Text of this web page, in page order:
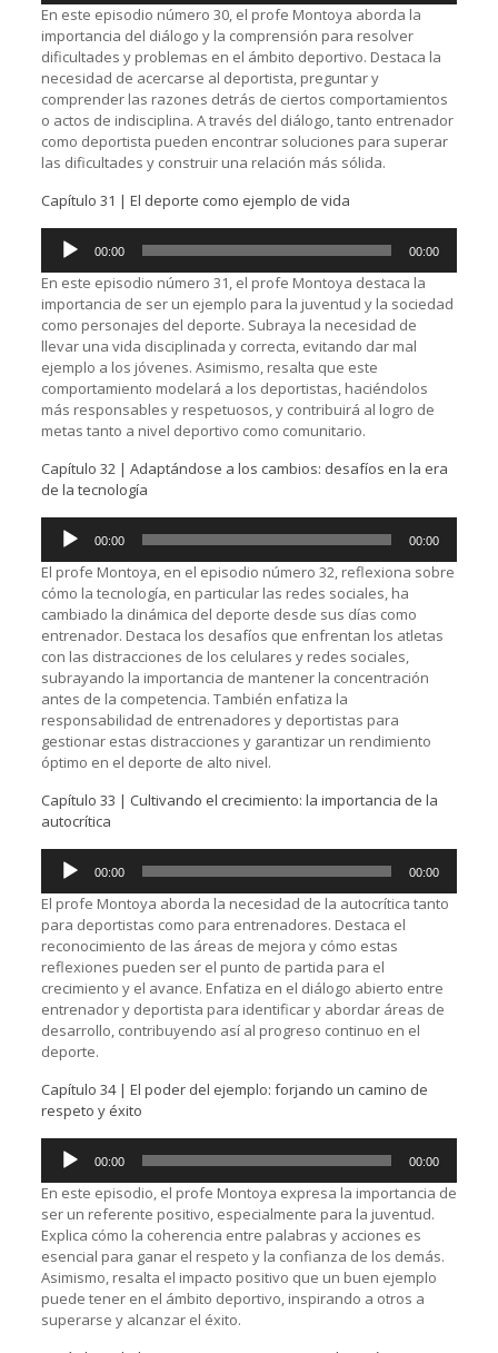
audio
En este episodio número 30, el profe Montoya aborda la
importancia del diálogo y la comprensión para resolver
dificultades y problemas en el ámbito deportivo. Destaca la
necesidad de acercarse al deportista, preguntar y
comprender las razones detrás de ciertos comportamientos
o actos de indisciplina. A través del diálogo, tanto entrenador
como deportista pueden encontrar soluciones para superar
las dificultades y construir una relación más sólida.
Capítulo 31 | El deporte como ejemplo de vida
Reproductor
audio
00:00 00:00
En este episodio número 31, el profe Montoya destaca la
importancia de ser un ejemplo para la juventud y la sociedad
como personajes del deporte. Subraya la necesidad de
llevar una vida disciplinada y correcta, evitando dar mal
ejemplo a los jóvenes. Asimismo, resalta que este
comportamiento modelará a los deportistas, haciéndolos
más responsables y respetuosos, y contribuirá al logro de
metas tanto a nivel deportivo como comunitario.
Capítulo 32 | Adaptándose a los cambios: desafíos en la era
de la tecnología
Reproductor
audio
00:00 00:00
El profe Montoya, en el episodio número 32, reflexiona sobre
cómo la tecnología, en particular las redes sociales, ha
cambiado la dinámica del deporte desde sus días como
entrenador. Destaca los desafíos que enfrentan los atletas
con las distracciones de los celulares y redes sociales,
subrayando la importancia de mantener la concentración
antes de la competencia. También enfatiza la
responsabilidad de entrenadores y deportistas para
gestionar estas distracciones y garantizar un rendimiento
óptimo en el deporte de alto nivel.
Capítulo 33 | Cultivando el crecimiento: la importancia de la
autocrítica
Reproductor
audio
00:00 00:00
El profe Montoya aborda la necesidad de la autocrítica tanto
para deportistas como para entrenadores. Destaca el
reconocimiento de las áreas de mejora y cómo estas
reflexiones pueden ser el punto de partida para el
crecimiento y el avance. Enfatiza en el diálogo abierto entre
entrenador y deportista para identificar y abordar áreas de
desarrollo, contribuyendo así al progreso continuo en el
deporte.
Capítulo 34 | El poder del ejemplo: forjando un camino de
respeto y éxito
Reproductor
audio
00:00 00:00
En este episodio, el profe Montoya expresa la importancia de
ser un referente positivo, especialmente para la juventud.
Explica cómo la coherencia entre palabras y acciones es
esencial para ganar el respeto y la confianza de los demás.
Asimismo, resalta el impacto positivo que un buen ejemplo
puede tener en el ámbito deportivo, inspirando a otros a
superarse y alcanzar el éxito.